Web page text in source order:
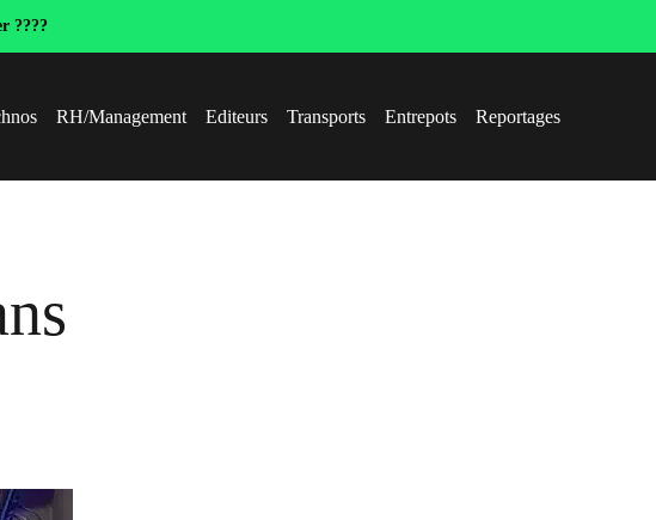
????
RH/Management Editeurs Transports Entrepots Reportages